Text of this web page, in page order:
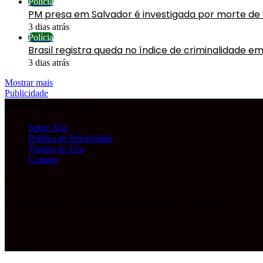
PM presa em Salvador é investigada por morte
3 dias atrás
Polícia
Brasil registra queda no índice de criminalidade
3 dias atrás
Mostrar mais
Publicidade
Sobre Nós
Política de Privacidade
Termos de Uso
Contato